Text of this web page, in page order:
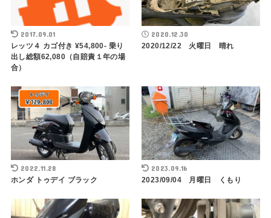
2017.09.01
レッツ４ カゴ付き ¥54,800- 乗り
出し総額62,080（自賠責１年の場
合）
2020.12.30
2020/12/22 火曜日 晴れ
2022.11.28
ホンダ トゥデイ ブラック
2023.09.16
2023/09/04 月曜日 くもり